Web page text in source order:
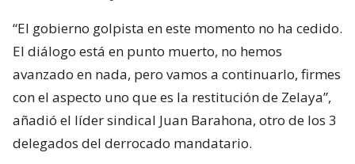
“El gobierno golpista en este momento no ha cedido.
El diálogo está en punto muerto, no hemos
avanzado en nada, pero vamos a continuarlo, firmes
con el aspecto uno que es la restitución de Zelaya”,
añadió el líder sindical Juan Barahona, otro de los 3
delegados del derrocado mandatario.